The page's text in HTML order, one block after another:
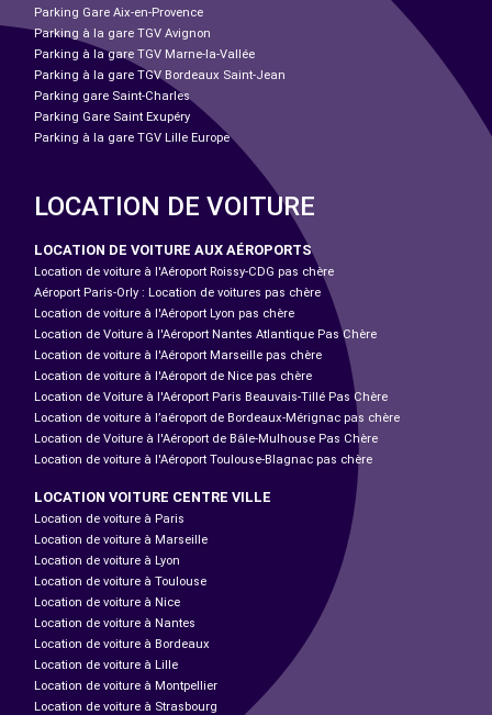
Parking Gare Aix-en-Provence
Parking à la gare TGV Avignon
Parking à la gare TGV Marne-la-Vallée
Parking à la gare TGV Bordeaux Saint-Jean
Parking gare Saint-Charles
Parking Gare Saint Exupéry
Parking à la gare TGV Lille Europe
LOCATION DE VOITURE
LOCATION DE VOITURE AUX AÉROPORTS
Location de voiture à l'Aéroport Roissy-CDG pas chère
Aéroport Paris-Orly : Location de voitures pas chère
Location de voiture à l'Aéroport Lyon pas chère
Location de Voiture à l'Aéroport Nantes Atlantique Pas Chère
Location de voiture à l'Aéroport Marseille pas chère
Location de voiture à l'Aéroport de Nice pas chère
Location de Voiture à l'Aéroport Paris Beauvais-Tillé Pas Chère
Location de voiture à l’aéroport de Bordeaux-Mérignac pas chère
Location de Voiture à l'Aéroport de Bâle-Mulhouse Pas Chère
Location de voiture à l'Aéroport Toulouse-Blagnac pas chère
LOCATION VOITURE CENTRE VILLE
Location de voiture à Paris
Location de voiture à Marseille
Location de voiture à Lyon
Location de voiture à Toulouse
Location de voiture à Nice
Location de voiture à Nantes
Location de voiture à Bordeaux
Location de voiture à Lille
Location de voiture à Montpellier
Location de voiture à Strasbourg